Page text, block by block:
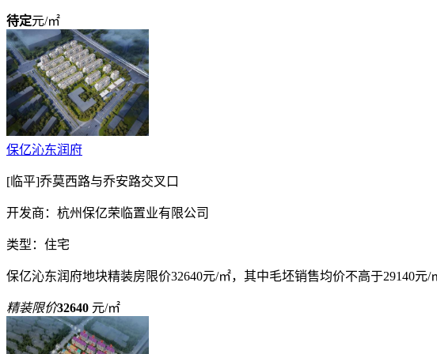
待定元/㎡
保亿沁东润府
[临平]乔莫西路与乔安路交叉口
开发商：杭州保亿荣临置业有限公司
类型：住宅
保亿沁东润府地块精装房限价32640元/㎡，其中毛坯销售均价不高于29140
精装限价32640 元/㎡